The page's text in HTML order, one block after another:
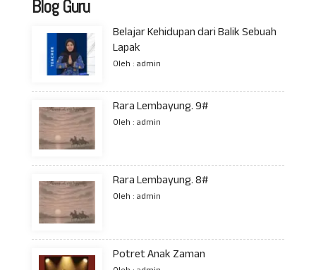
Blog Guru
Belajar Kehidupan dari Balik Sebuah
Lapak
Oleh : admin
Rara Lembayung. 9#
Oleh : admin
Rara Lembayung. 8#
Oleh : admin
Potret Anak Zaman